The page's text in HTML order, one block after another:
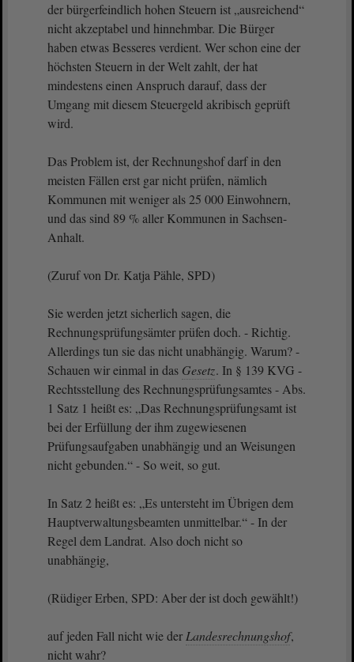
der bürgerfeindlich hohen Steuern ist „ausreichend“
nicht akzeptabel und hinnehmbar. Die Bürger
haben etwas Besseres verdient. Wer schon eine der
höchsten Steuern in der Welt zahlt, der hat
mindestens einen Anspruch darauf, dass der
Umgang mit diesem Steuergeld akribisch geprüft
wird.
Das Problem ist, der Rechnungshof darf in den
meisten Fällen erst gar nicht prüfen, nämlich
Kommunen mit weniger als 25 000 Einwohnern,
und das sind 89 % aller Kommunen in Sachsen-
Anhalt.
(Zuruf von Dr. Katja Pähle, SPD)
Sie werden jetzt sicherlich sagen, die
Rechnungsprüfungsämter prüfen doch. - Richtig.
Allerdings tun sie das nicht unabhängig. Warum? -
Schauen wir einmal in das Gesetz. In § 139 KVG -
Rechtsstellung des Rechnungsprüfungsamtes - Abs.
1 Satz 1 heißt es: „Das Rechnungsprüfungsamt ist
bei der Erfüllung der ihm zugewiesenen
Prüfungsaufgaben unabhängig und an Weisungen
nicht gebunden.“ - So weit, so gut.
In Satz 2 heißt es: „Es untersteht im Übrigen dem
Hauptverwaltungsbeamten unmittelbar.“ - In der
Regel dem Landrat. Also doch nicht so
unabhängig,
(Rüdiger Erben, SPD: Aber der ist doch gewählt!)
auf jeden Fall nicht wie der Landesrechnungshof,
nicht wahr?